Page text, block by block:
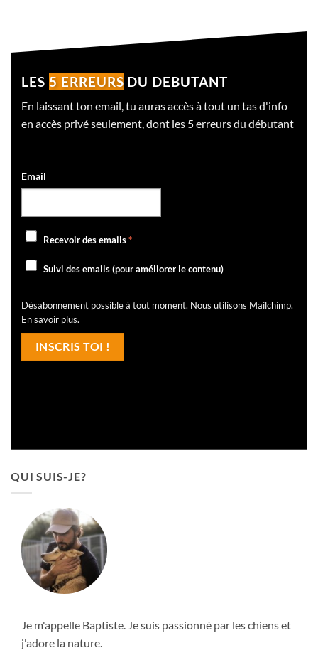
LES 5 ERREURS DU DEBUTANT
En laissant ton email, tu auras accès à tout un tas d'info
en accès privé seulement, dont les 5 erreurs du débutant
Email
Recevoir des emails*
Suivi des emails (pour améliorer le contenu)
Désabonnement possible à tout moment. Nous utilisons Mailchimp.
En savoir plus.
QUI SUIS-JE?
Je m'appelle Baptiste. Je suis passionné par les chiens et
j'adore la nature.